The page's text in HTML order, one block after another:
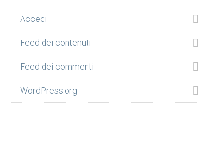
Accedi
Feed dei contenuti
Feed dei commenti
WordPress.org